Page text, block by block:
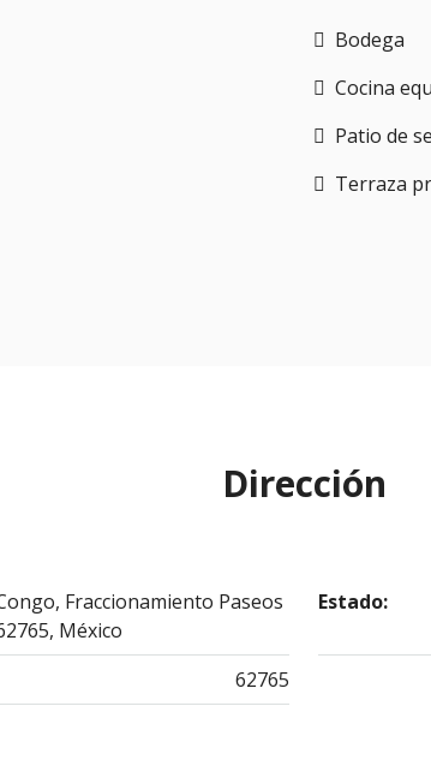
Bodega
Cocina
Patio de
Terraza
Dirección
Fraccionamiento Paseos
México
Estado:
62765